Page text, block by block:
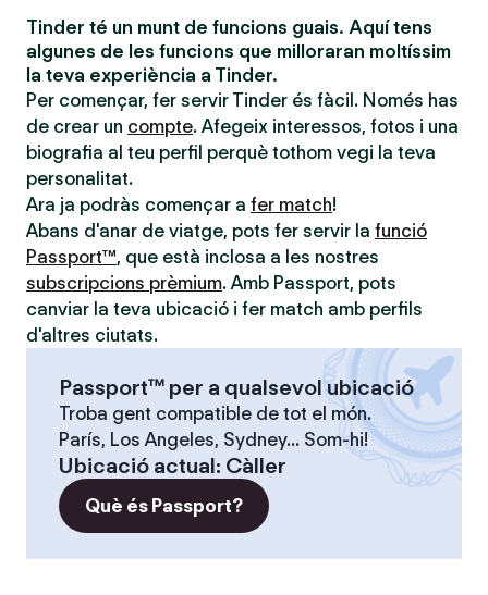
Tinder té un munt de funcions guais. Aquí tens
algunes de les funcions que milloraran moltíssim
la teva experiència a Tinder.
Per començar, fer servir Tinder és fàcil. Només has
de crear un compte. Afegeix interessos, fotos i una
biografia al teu perfil perquè tothom vegi la teva
personalitat.
Ara ja podràs començar a fer match!
Abans d'anar de viatge, pots fer servir la funció
Passport™, que està inclosa a les nostres
subscripcions prèmium. Amb Passport, pots
canviar la teva ubicació i fer match amb perfils
d'altres ciutats.
Passport™ per a qualsevol ubicació
Troba gent compatible de tot el món.
París, Los Angeles, Sydney... Som-hi!
Ubicació actual: Càller
Què és Passport?